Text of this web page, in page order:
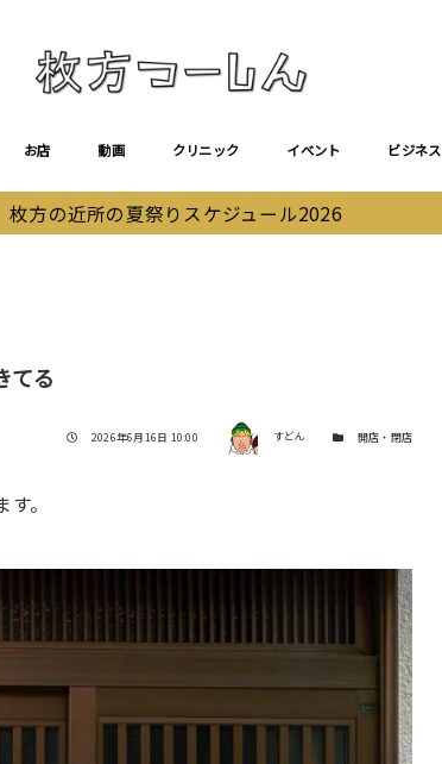
お店 動画 クリニック イベント ビジネス
枚方の近所の夏祭りスケジュール2026
てる
投稿日
2026年6月16日 10:00 著者 すどん カテゴリー開店・閉店
。